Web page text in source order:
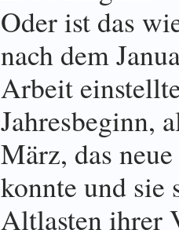
Oder ist das
nach dem
Arbeit
Jahresbeginn,
März, das
konnte und sie
Altlasten ihrer